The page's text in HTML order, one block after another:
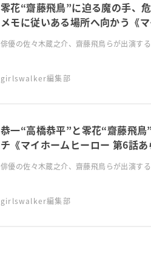
零花“齋藤飛鳥”に迫る魔の手、
メモに従いある場所へ向かう《
らすじ》
俳優の佐々木蔵之介、齋藤飛鳥らが出演す
girlswalker編集部
恭一“高橋恭平”と零花“齋藤飛
チ《マイホームヒーロー 第6話あ
俳優の佐々木蔵之介、齋藤飛鳥らが出演す
girlswalker編集部